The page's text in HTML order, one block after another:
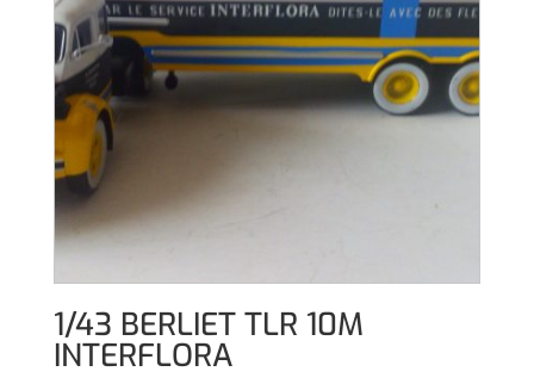
1/43 BERLIET TLR 10M
INTERFLORA